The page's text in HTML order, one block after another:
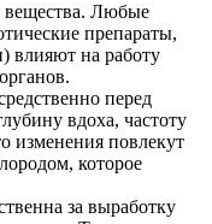
вещества. Любые
препараты,
) влияют на работу
перед
вдоха, частоту
изменения повлекут
которое
за выработку